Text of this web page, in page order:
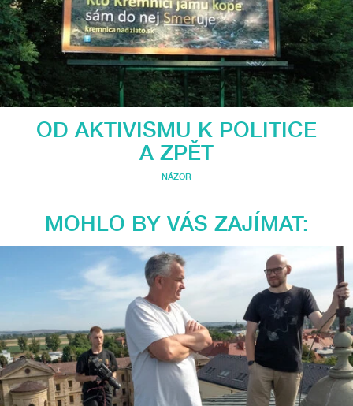
OD AKTIVISMU K POLITICE
A ZPĚT
NÁZOR
MOHLO BY VÁS ZAJÍMAT: